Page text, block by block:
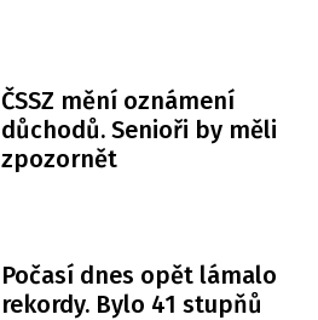
ČSSZ mění oznámení
důchodů. Senioři by měli
zpozornět
Počasí dnes opět lámalo
rekordy. Bylo 41 stupňů